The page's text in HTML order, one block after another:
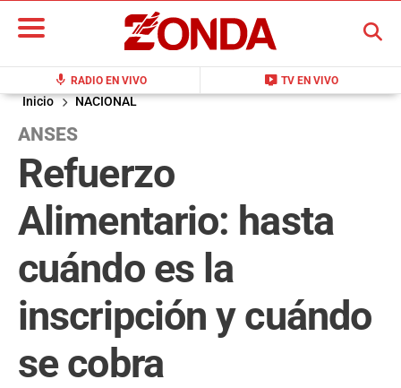
mic RADIO EN VIVO live_tv TV EN VIVO
BUSCAR
Inicio NACIONAL
ANSES
Refuerzo
Alimentario: hasta
cuándo es la
inscripción y cuándo
se cobra